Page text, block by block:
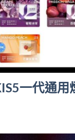
一代通用